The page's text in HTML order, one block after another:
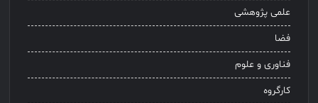
علمی پژوهشی
فضا
فناوری و علوم
کارگروه